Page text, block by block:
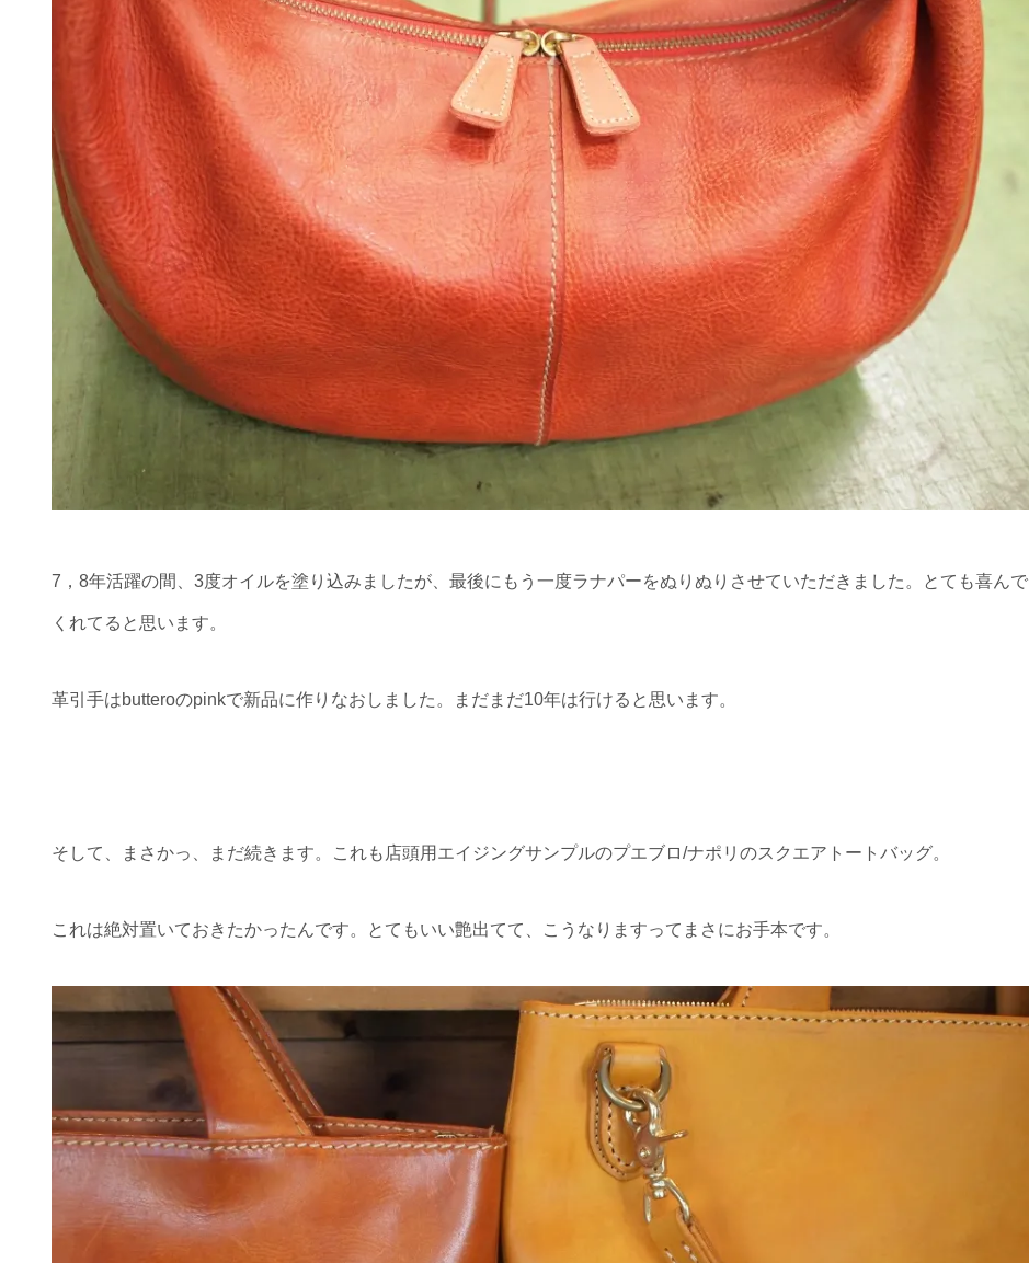
7，8年活躍の間、3度オイルを塗り込みましたが、最後にもう一度ラナパーをぬりぬりさせていただきました。とても喜んで
くれてると思います。
革引手はbutteroのpinkで新品に作りなおしました。まだまだ10年は行けると思います。
そして、まさかっ、まだ続きます。これも店頭用エイジングサンプルのプエブロ/ナポリのスクエアトートバッグ。
これは絶対置いておきたかったんです。とてもいい艶出てて、こうなりますってまさにお手本です。